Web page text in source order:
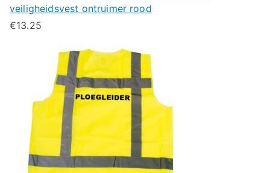
veiligheidsvest ontruimer rood
€13.25